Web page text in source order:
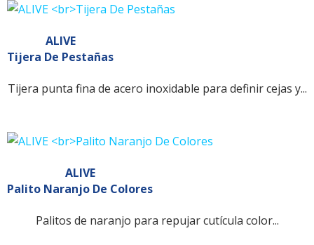
ALIVE
Tijera De Pestañas
Tijera punta fina de acero inoxidable para definir cejas y...
ALIVE
Palito Naranjo De Colores
Palitos de naranjo para repujar cutícula color...